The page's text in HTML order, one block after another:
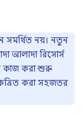
সমর্থিত নয়। নতুন
আলাদা রিসোর্স
কাজ করা শুরু
করা সহজতর